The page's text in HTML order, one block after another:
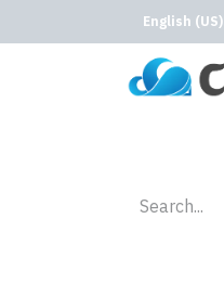
English (US)